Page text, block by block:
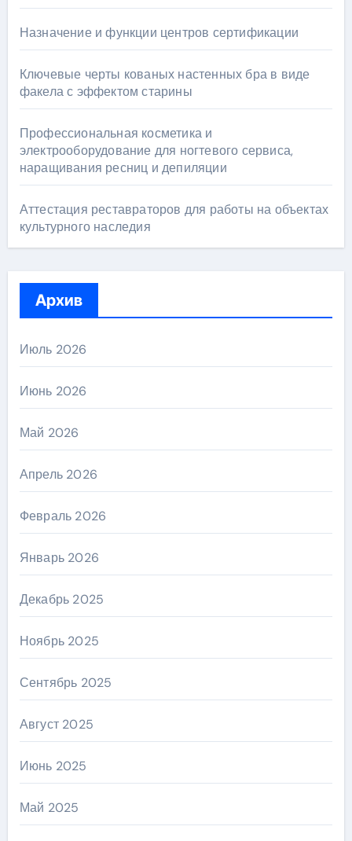
Назначение и функции центров сертификации
Ключевые черты кованых настенных бра в виде
факела с эффектом старины
Профессиональная косметика и
электрооборудование для ногтевого сервиса,
наращивания ресниц и депиляции
Аттестация реставраторов для работы на объектах
культурного наследия
Архив
Июль 2026
Июнь 2026
Май 2026
Апрель 2026
Февраль 2026
Январь 2026
Декабрь 2025
Ноябрь 2025
Сентябрь 2025
Август 2025
Июнь 2025
Май 2025